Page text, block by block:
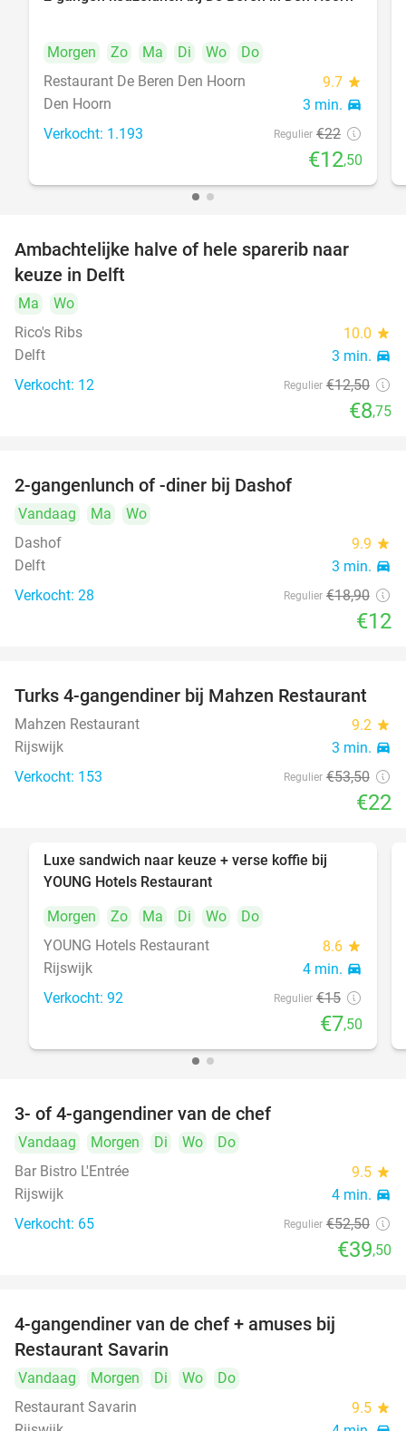
Morgen Zo Ma Di Wo
Do
Restaurant De Beren Den Hoorn
9.7 star
Den Hoorn 3 min. directions_car
Verkocht: 1.193 Regulier €22
€12,50
Ambachtelijke halve of hele sparerib naar
keuze in Delft
Ma
Wo
Rico's Ribs
10.0 star
Delft 3 min. directions_car
Verkocht: 12 Regulier €12,50
€8,75
2-gangenlunch of -diner bij Dashof
Vandaag Ma
Wo
Dashof
9.9 star
Delft 3 min. directions_car
Verkocht: 28 Regulier €18,90
€12
59%
Turks 4-gangendiner bij Mahzen Restaurant
Mahzen Restaurant 9.2 star
Rijswijk 3 min. directions_car
Verkocht: 153 Regulier €53,50
€22
Luxe sandwich naar keuze + verse koffie bij
YOUNG Hotels Restaurant
Morgen
Zo Ma Di Wo
Do
YOUNG Hotels Restaurant
8.6 star
Rijswijk 4 min. directions_car
Verkocht: 92 Regulier €15
€7,50
3- of 4-gangendiner van de chef
Vandaag Morgen Di Wo
Do
Bar Bistro L'Entrée
9.5 star
Rijswijk 4 min. directions_car
Verkocht: 65 Regulier €52,50
€39,50
4-gangendiner van de chef + amuses bij
Restaurant Savarin
Vandaag Morgen Di Wo
Do
Restaurant Savarin
9.5 star